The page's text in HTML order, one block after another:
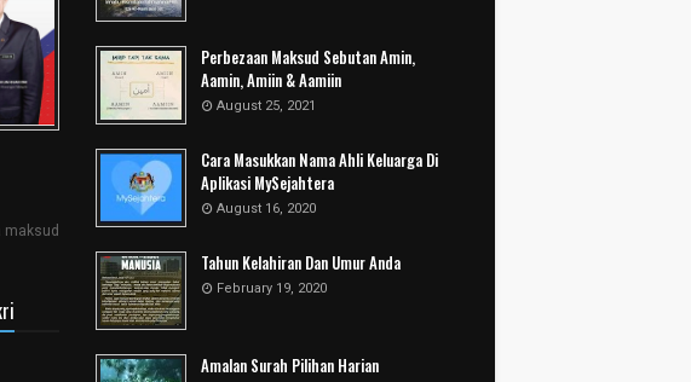
maksud
Perbezaan Maksud Sebutan Amin,
Aamin, Amiin & Aamiin
August 25, 2021
Cara Masukkan Nama Ahli Keluarga Di
Aplikasi MySejahtera
August 16, 2020
Tahun Kelahiran Dan Umur Anda
February 19, 2020
Amalan Surah Pilihan Harian